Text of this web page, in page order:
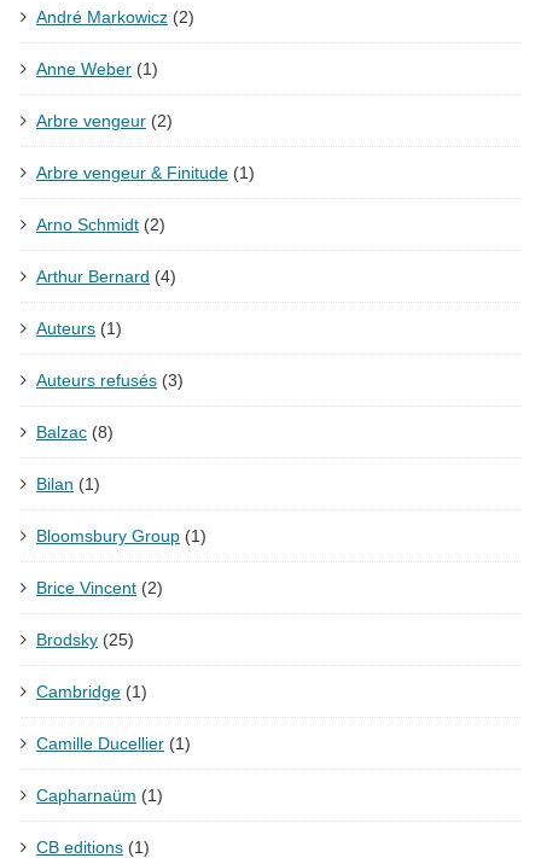
André Markowicz (2)
Anne Weber (1)
Arbre vengeur (2)
Arbre vengeur & Finitude (1)
Arno Schmidt (2)
Arthur Bernard (4)
Auteurs (1)
Auteurs refusés (3)
Balzac (8)
Bilan (1)
Bloomsbury Group (1)
Brice Vincent (2)
Brodsky (25)
Cambridge (1)
Camille Ducellier (1)
Capharnaüm (1)
CB editions (1)